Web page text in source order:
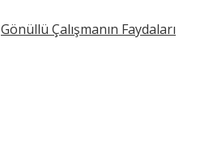
Gönüllü Çalışmanın Faydaları